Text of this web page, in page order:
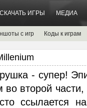
СКАЧАТЬ ИГРЫ МЕДИА
с игр Коды к играм
- супер!
второй
ссылается